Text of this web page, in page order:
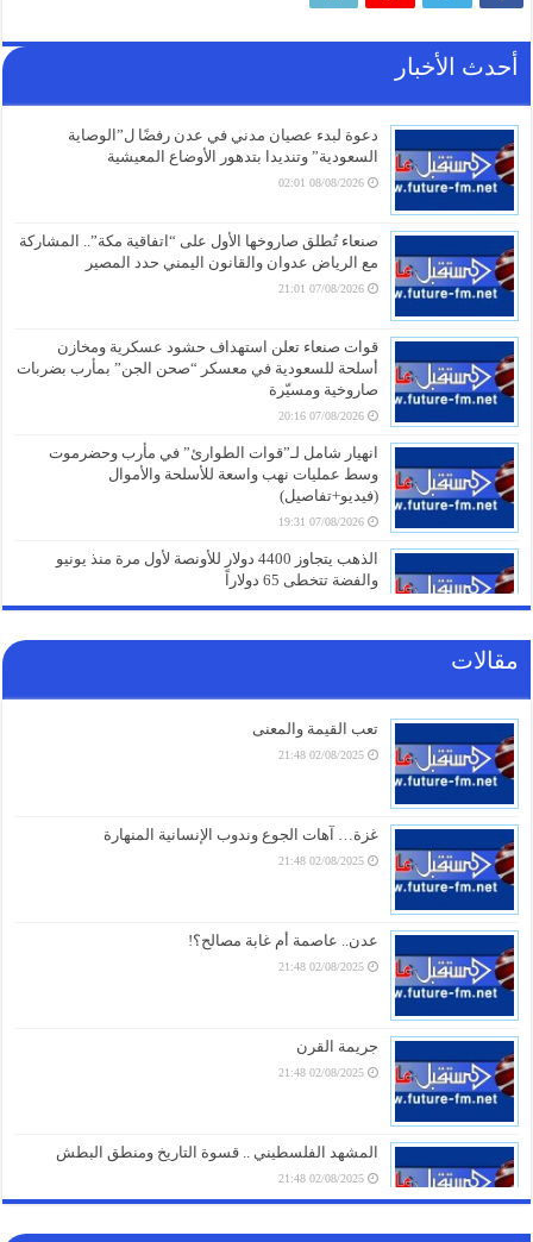
أحدث الأخبار
دعوة لبدء عصيان مدني في عدن رفضًا ل”الوصاية
السعودية” وتنديدا بتدهور الأوضاع المعيشية
08/08/2026 02:01
صنعاء تُطلق صاروخها الأول على “اتفاقية مكة”.. المشاركة
مع الرياض عدوان والقانون اليمني حدد المصير
07/08/2026 21:01
قوات صنعاء تعلن استهداف حشود عسكرية ومخازن
أسلحة للسعودية في معسكر “صحن الجن” بمأرب بضربات
صاروخية ومسيّرة
07/08/2026 20:16
انهيار شامل لـ”قوات الطوارئ” في مأرب وحضرموت
وسط عمليات نهب واسعة للأسلحة والأموال
(فيديو+تفاصيل)
07/08/2026 19:31
الذهب يتجاوز 4400 دولار للأونصة لأول مرة منذ يونيو
والفضة تتخطى 65 دولاراً
07/08/2026 19:01
مقالات
تعب القيمة والمعنى
02/08/2025 21:48
غزة… آهات الجوع وندوب الإنسانية المنهارة
02/08/2025 21:48
عدن.. عاصمة أم غابة مصالح؟!
02/08/2025 21:48
جريمة القرن
02/08/2025 21:48
المشهد الفلسطيني .. قسوة التاريخ ومنطق البطش
02/08/2025 21:48